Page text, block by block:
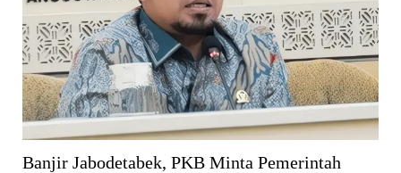
Banjir Jabodetabek, PKB Minta Pemerintah